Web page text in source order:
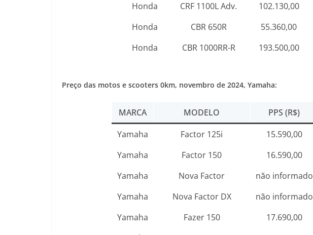
Honda
CRF 1100L Adv. 102.130,00
Honda
CBR 650R 55.360,00
Honda
CBR 1000RR-R 193.500,00
Preço das motos e scooters 0km, novembro de 2024, Yamaha:
MARCA MODELO PPS (R$)
Yamaha
Factor 125i 15.590,00
Yamaha
Factor 150 16.590,00
Yamaha
Nova Factor não informado
Yamaha
Nova Factor DX não informado
Yamaha
Fazer 150 17.690,00